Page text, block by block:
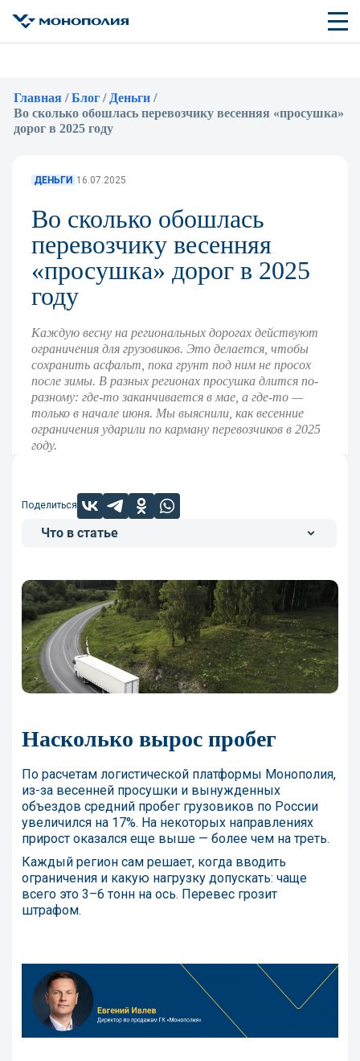
Главная / Блог / Деньги /
Во сколько обошлась перевозчику весенняя «просушка»
дорог в 2025 году
ДЕНЬГИ 16.07.2025
Во сколько обошлась
перевозчику весенняя
«просушка» дорог в 2025
году
Каждую весну на региональных дорогах действуют
ограничения для грузовиков. Это делается, чтобы
сохранить асфальт, пока грунт под ним не просох
после зимы. В разных регионах просушка длится по-
разному: где-то заканчивается в мае, а где-то —
только в начале июня. Мы выяснили, как весенние
ограничения ударили по карману перевозчиков в 2025
году.
Что в статье
Поделиться
Насколько вырос пробег
По расчетам логистической платформы Монополия,
из-за весенней просушки и вынужденных
объездов средний пробег грузовиков по России
увеличился на 17%. На некоторых направлениях
прирост оказался еще выше — более чем на треть.
Каждый регион сам решает, когда вводить
ограничения и какую нагрузку допускать: чаще
всего это 3–6 тонн на ось. Перевес грозит
штрафом.